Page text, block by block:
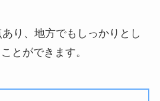
り、地方でもしっかりとし
とができます。